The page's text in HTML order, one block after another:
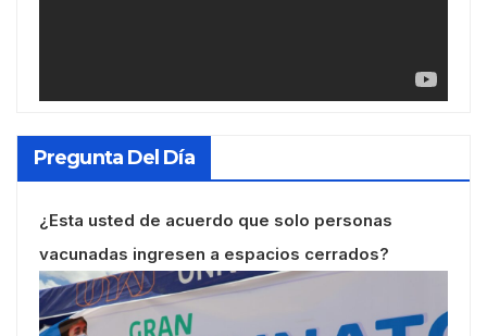
Pregunta Del Día
¿Esta usted de acuerdo que solo personas
vacunadas ingresen a espacios cerrados?